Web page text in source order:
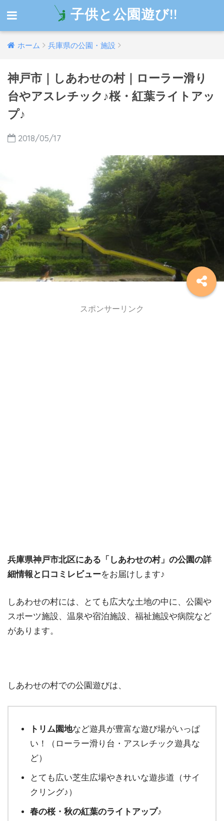
子供と公園遊び!!
ホーム 兵庫県の公園・施設
神戸市｜しあわせの村｜ローラー滑り
台やアスレチック♪桜・紅葉ライトアッ
プ♪
2018/05/17
スポンサーリンク
兵庫県神戸市北区にある「しあわせの村」の公園の詳
細情報と⼝コミレビューをお届けします♪
しあわせの村には、とても広大な土地の中に、公園や
スポーツ施設、温泉や宿泊施設、福祉施設や病院など
があります。
しあわせの村での公園遊びは、
トリム園地など遊具が豊富な遊び場がいっぱ
い！（ローラー滑り台・アスレチック遊具な
ど）
とても広い芝生広場やきれいな遊歩道（サイ
クリング♪）
春の桜・秋の紅葉のライトアップ♪